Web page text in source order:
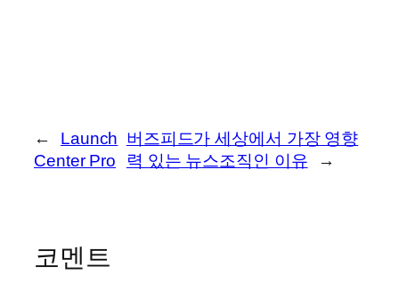
←
Launch
Center Pro
버즈피드가 세상에서 가장 영향
력 있는 뉴스조직인 이유
→
코멘트